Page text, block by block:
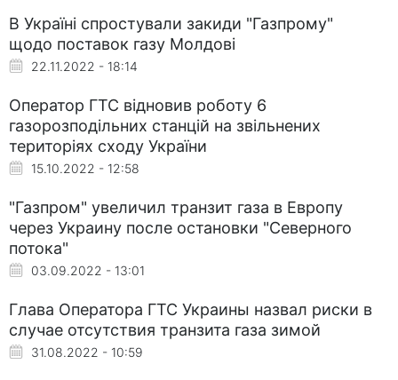
В Україні спростували закиди "Газпрому"
щодо поставок газу Молдові
22.11.2022 - 18:14
Оператор ГТС відновив роботу 6
газорозподільних станцій на звільнених
територіях сходу України
15.10.2022 - 12:58
"Газпром" увеличил транзит газа в Европу
через Украину после остановки "Северного
потока"
03.09.2022 - 13:01
Глава Оператора ГТС Украины назвал риски в
случае отсутствия транзита газа зимой
31.08.2022 - 10:59